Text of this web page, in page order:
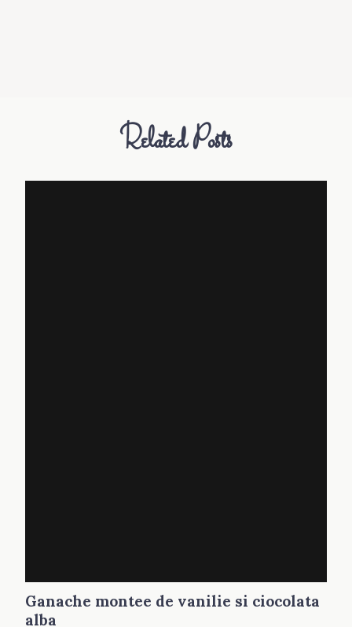
Related Posts
Ganache montee de vanilie si ciocolata
alba